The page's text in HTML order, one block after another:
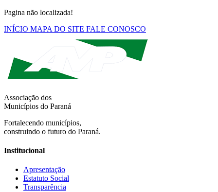
Pagina não localizada!
INÍCIO MAPA DO SITE FALE CONOSCO
Associação dos
Municípios do Paraná
Fortalecendo municípios,
construindo o futuro do Paraná.
Institucional
Apresentação
Estatuto Social
Transparência